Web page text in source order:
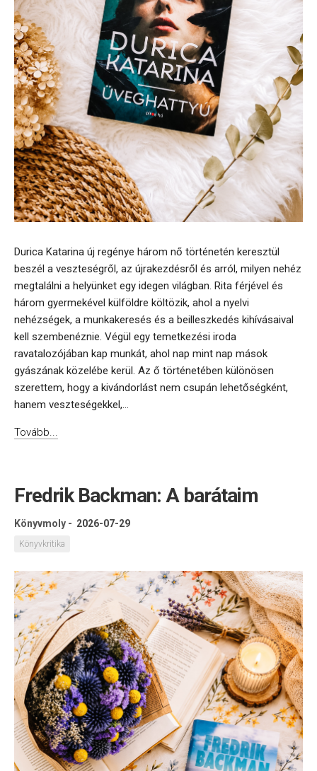
Durica Katarina új regénye három nő történetén keresztül
beszél a veszteségről, az újrakezdésről és arról, milyen nehéz
megtalálni a helyünket egy idegen világban. Rita férjével és
három gyermekével külföldre költözik, ahol a nyelvi
nehézségek, a munkakeresés és a beilleszkedés kihívásaival
kell szembenéznie. Végül egy temetkezési iroda
ravatalozójában kap munkát, ahol nap mint nap mások
gyászának közelébe kerül. Az ő történetében különösen
szerettem, hogy a kivándorlást nem csupán lehetőségként,
hanem veszteségekkel,...
Tovább...
Fredrik Backman: A barátaim
Könyvmoly - 2026-07-29
Könyvkritika